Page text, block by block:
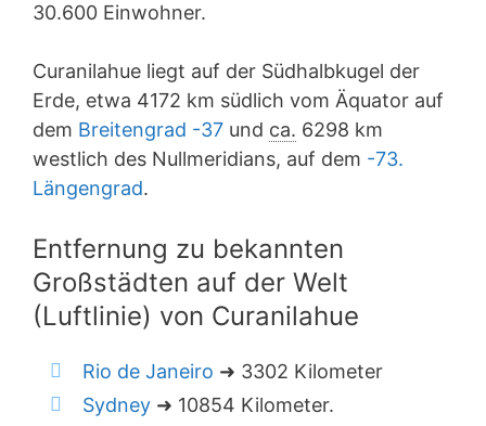
30.600 Einwohner.
Curanilahue liegt auf der Südhalbkugel der
Erde, etwa 4172 km südlich vom Äquator auf
dem Breitengrad -37 und ca. 6298 km
westlich des Nullmeridians, auf dem -73.
Längengrad.
Entfernung zu bekannten
Großstädten auf der Welt
(Luftlinie) von Curanilahue
Rio de Janeiro ➜ 3302 Kilometer
Sydney ➜ 10854 Kilometer.